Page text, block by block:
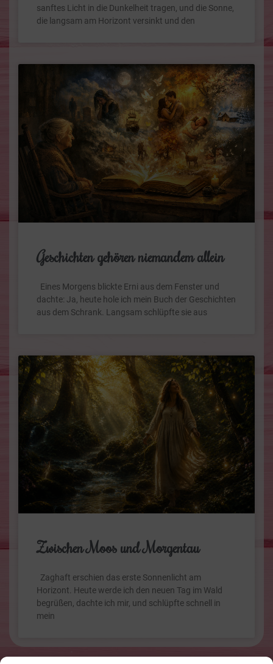
sanftes Licht in die Dunkelheit tragen, und die Sonne,
die langsam am Horizont versinkt und den
Geschichten gehören niemandem allein
Eines Morgens blickte Erni aus dem Fenster und
dachte: Ja, heute hole ich mein Buch der Geschichten
aus dem Schrank. Langsam schlüpfte sie aus
Zwischen Moos und Morgentau
Zaghaft erschien das erste Sonnenlicht am
Horizont. Heute werde ich den neuen Tag im Wald
begrüßen, dachte ich mir, und schlüpfte schnell in
mein